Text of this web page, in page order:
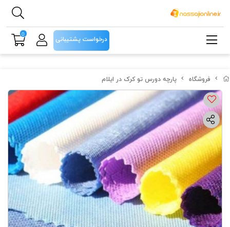
فروشگاه پارچه دورس تو کرک در ایلام
درخواست پشتیبانی
0